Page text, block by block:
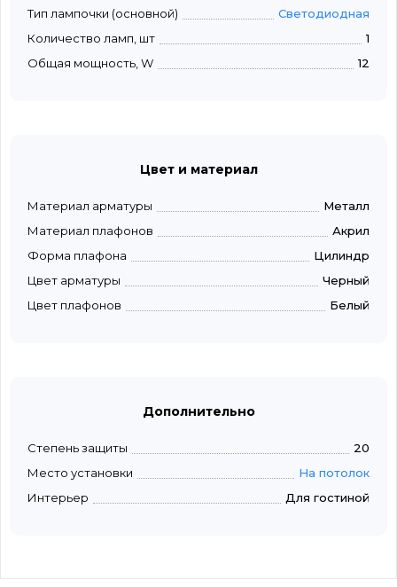
Тип лампочки (основной)
Светодиодная
Количество ламп, шт
1
Общая мощность, W
12
Цвет и материал
Материал арматуры
Металл
Материал плафонов
Акрил
Форма плафона
Цилиндр
Цвет арматуры
Черный
Цвет плафонов
Белый
Дополнительно
Степень защиты
20
Место установки
На потолок
Интерьер
Для гостиной